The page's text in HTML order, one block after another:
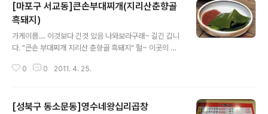
[마포구 서교동]큰손부대찌개(지리산춘향골
흑돼지)
가게이름.... 이것보다 긴것 있음 나와보라구래~ 길긴 깁니
다. "큰손 부대찌개 지리산 춘향골 흑돼지" 헐~ 이곳의 특
장소로 유명합니다. 밑반찬류가 그날그날... 틀리기 때문에
맘에 듭니다. 뭐... 그때 그때 다르긴 하겠죠? ㅎㅎㅎ Niko
0 0 2011. 4. 25.
[성북구 동소문동]영수네왕십리곱창